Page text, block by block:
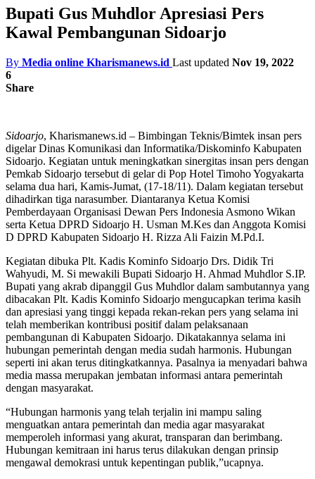
Bupati Gus Muhdlor Apresiasi Pers
Kawal Pembangunan Sidoarjo
By Media online Kharismanews.id Last updated Nov 19, 2022
6
Share
Sidoarjo, Kharismanews.id – Bimbingan Teknis/Bimtek insan pers
digelar Dinas Komunikasi dan Informatika/Diskominfo Kabupaten
Sidoarjo. Kegiatan untuk meningkatkan sinergitas insan pers dengan
Pemkab Sidoarjo tersebut di gelar di Pop Hotel Timoho Yogyakarta
selama dua hari, Kamis-Jumat, (17-18/11). Dalam kegiatan tersebut
dihadirkan tiga narasumber. Diantaranya Ketua Komisi
Pemberdayaan Organisasi Dewan Pers Indonesia Asmono Wikan
serta Ketua DPRD Sidoarjo H. Usman M.Kes dan Anggota Komisi
D DPRD Kabupaten Sidoarjo H. Rizza Ali Faizin M.Pd.I.
Kegiatan dibuka Plt. Kadis Kominfo Sidoarjo Drs. Didik Tri
Wahyudi, M. Si mewakili Bupati Sidoarjo H. Ahmad Muhdlor S.IP.
Bupati yang akrab dipanggil Gus Muhdlor dalam sambutannya yang
dibacakan Plt. Kadis Kominfo Sidoarjo mengucapkan terima kasih
dan apresiasi yang tinggi kepada rekan-rekan pers yang selama ini
telah memberikan kontribusi positif dalam pelaksanaan
pembangunan di Kabupaten Sidoarjo. Dikatakannya selama ini
hubungan pemerintah dengan media sudah harmonis. Hubungan
seperti ini akan terus ditingkatkannya. Pasalnya ia menyadari bahwa
media massa merupakan jembatan informasi antara pemerintah
dengan masyarakat.
“Hubungan harmonis yang telah terjalin ini mampu saling
menguatkan antara pemerintah dan media agar masyarakat
memperoleh informasi yang akurat, transparan dan berimbang.
Hubungan kemitraan ini harus terus dilakukan dengan prinsip
mengawal demokrasi untuk kepentingan publik,”ucapnya.